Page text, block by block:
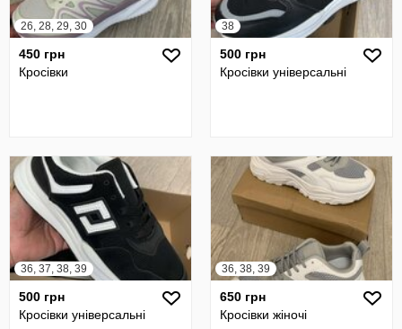
26, 28, 29, 30
450 грн
Кросівки
38
500 грн
Кросівки універсальні
36, 37, 38, 39
500 грн
Кросівки універсальні
36, 38, 39
650 грн
Кросівки жіночі